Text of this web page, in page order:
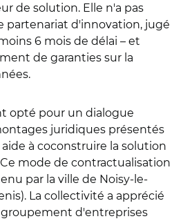
de solution. Elle n'a pas
partenariat d'innovation, jugé
6 mois de délai – et
de garanties sur la
opté pour un dialogue
juridiques présentés
à coconstruire la solution
mode de contractualisation
par la ville de Noisy-le-
La collectivité a apprécié
d'entreprises